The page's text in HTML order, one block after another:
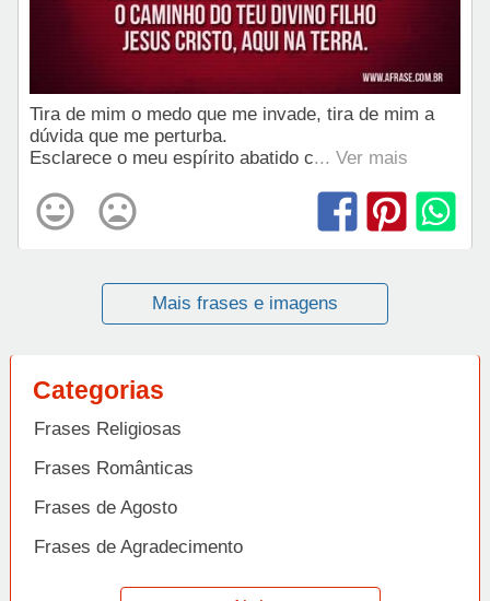
Tira de mim o medo que me invade, tira de mim a
dúvida que me perturba.
Esclarece o meu espírito abatido c... Ver mais
Mais frases e imagens
Categorias
Frases Religiosas
Frases Românticas
Frases de Agosto
Frases de Agradecimento
Frases de Amizade